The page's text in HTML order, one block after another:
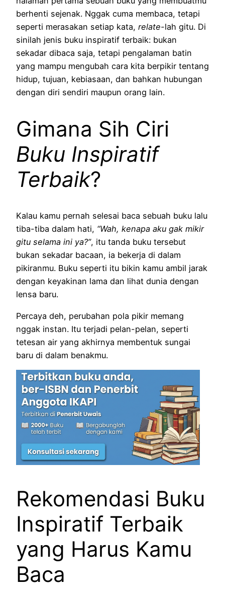
berhenti sejenak. Nggak cuma membaca, tetapi
seperti merasakan setiap kata, relate-lah gitu. Di
sinilah jenis buku inspiratif terbaik: bukan
sekadar dibaca saja, tetapi pengalaman batin
yang mampu mengubah cara kita berpikir tentang
hidup, tujuan, kebiasaan, dan bahkan hubungan
dengan diri sendiri maupun orang lain.
Gimana Sih Ciri
Buku Inspiratif
Terbaik?
Kalau kamu pernah selesai baca sebuah buku lalu
tiba-tiba dalam hati, “Wah, kenapa aku gak mikir
gitu selama ini ya?”, itu tanda buku tersebut
bukan sekadar bacaan, ia bekerja di dalam
pikiranmu. Buku seperti itu bikin kamu ambil jarak
dengan keyakinan lama dan lihat dunia dengan
lensa baru.
Percaya deh, perubahan pola pikir memang
nggak instan. Itu terjadi pelan-pelan, seperti
tetesan air yang akhirnya membentuk sungai
baru di dalam benakmu.
Rekomendasi Buku
Inspiratif Terbaik
yang Harus Kamu
Baca